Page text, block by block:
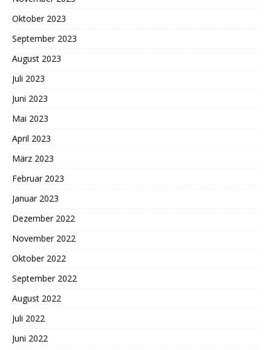
Oktober 2023
September 2023
August 2023
Juli 2023
Juni 2023
Mai 2023
April 2023
März 2023
Februar 2023
Januar 2023
Dezember 2022
November 2022
Oktober 2022
September 2022
August 2022
Juli 2022
Juni 2022